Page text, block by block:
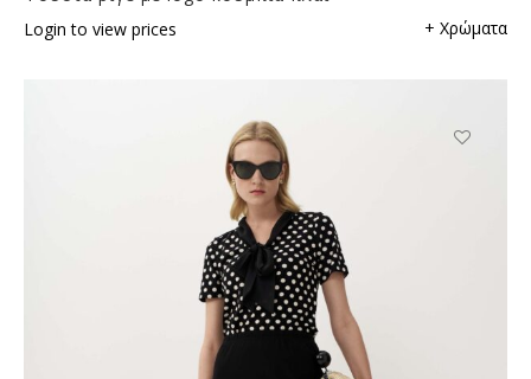
Login to view prices
+ Χρώματα